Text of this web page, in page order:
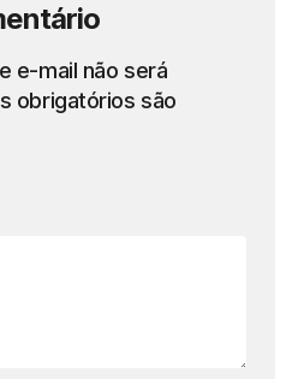
e-mail não será
obrigatórios são